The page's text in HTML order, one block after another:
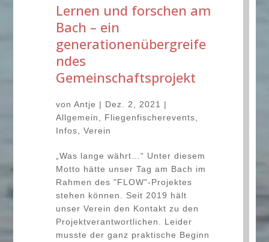
Lernen und forschen am
Bach – ein
generationenübergreife
ndes
Gemeinschaftsprojekt
von Antje | Dez. 2, 2021
|
Allgemein
Fliegenfischerevents
Infos
Verein
„Was lange währt…“ Unter diesem
Motto hätte unser Tag am Bach im
Rahmen des "FLOW"-Projektes
stehen können. Seit 2019 hält
unser Verein den Kontakt zu den
Projektverantwortlichen. Leider
musste der ganz praktische Beginn